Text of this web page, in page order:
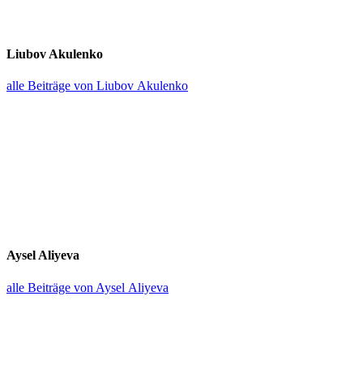
Liubov Akulenko
alle Beiträge von Liubov Akulenko
Aysel Aliyeva
alle Beiträge von Aysel Aliyeva